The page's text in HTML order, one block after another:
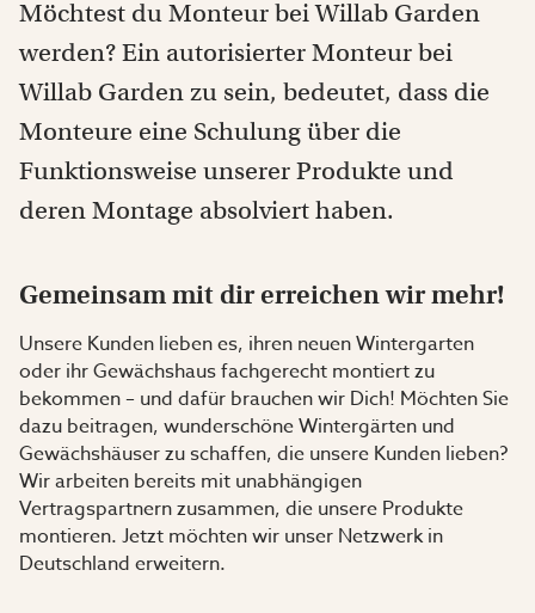
Möchtest du Monteur bei Willab Garden
werden? Ein autorisierter Monteur bei
Willab Garden zu sein, bedeutet, dass die
Monteure eine Schulung über die
Funktionsweise unserer Produkte und
deren Montage absolviert haben.
Gemeinsam mit dir erreichen wir mehr!
Unsere Kunden lieben es, ihren neuen Wintergarten
oder ihr Gewächshaus fachgerecht montiert zu
bekommen – und dafür brauchen wir Dich! Möchten Sie
dazu beitragen, wunderschöne Wintergärten und
Gewächshäuser zu schaffen, die unsere Kunden lieben?
Wir arbeiten bereits mit unabhängigen
Vertragspartnern zusammen, die unsere Produkte
montieren. Jetzt möchten wir unser Netzwerk in
Deutschland erweitern.